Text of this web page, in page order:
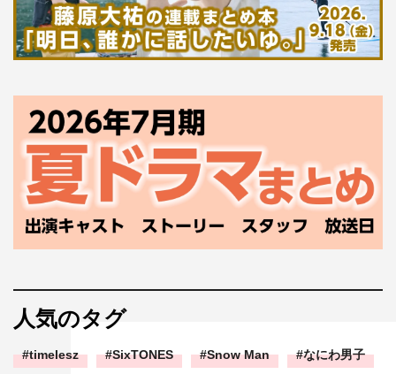
人気のタグ
timelesz SixTONES Snow Man なにわ男子